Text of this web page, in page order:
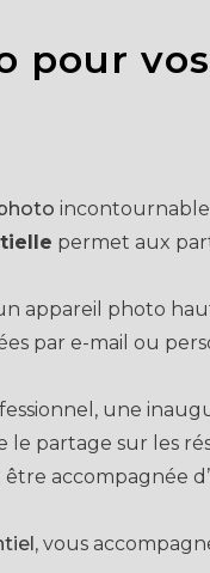
pour
incontournable
permet aux
appareil photo
par e-mail ou
une
partage sur les
accompagnée
, vous